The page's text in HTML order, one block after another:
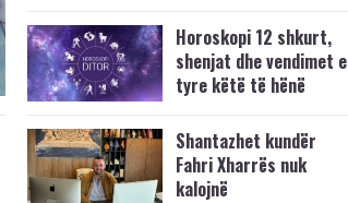
Horoskopi 12 shkurt,
shenjat dhe vendimet e
tyre këtë të hënë
Shantazhet kundër
Fahri Xharrës nuk
kalojnë